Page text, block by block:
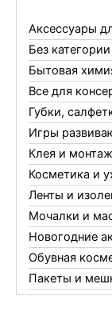
Аксессуары
Без категории
Бытовая
Все для
Губки,
Игры
Клея и
Косметика и
Ленты и
Мочалки и
Новогодние
Обувная
Пакеты и
Перчатки